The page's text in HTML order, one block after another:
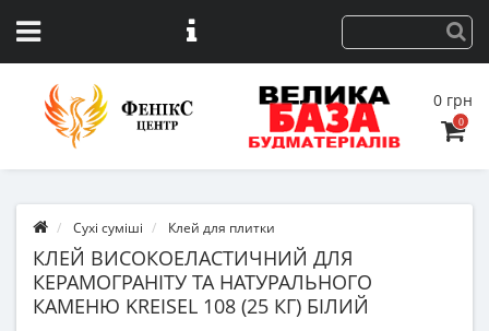
0 грн
0
Сухі суміші Клей для плитки
КЛЕЙ ВИСОКОЕЛАСТИЧНИЙ ДЛЯ
КЕРАМОГРАНІТУ ТА НАТУРАЛЬНОГО
КАМЕНЮ KREISEL 108 (25 КГ) БІЛИЙ